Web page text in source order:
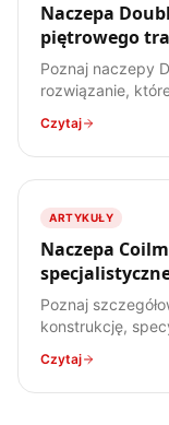
Naczepa
piętrowego
Poznaj naczepy
rozwiązanie,
do jakich
Czytaj
ARTYKUŁY
Naczepa
Poznaj
konstrukcję,
dla każdego
Czytaj